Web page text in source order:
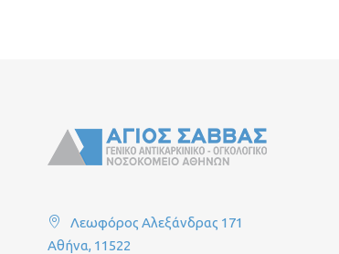
Λεωφόρος Αλεξάνδρας 171
Αθήνα, 11522